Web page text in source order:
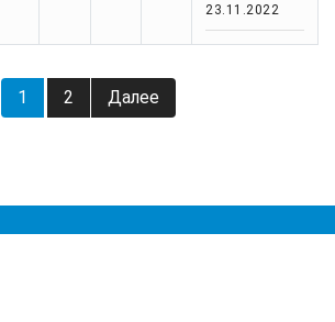
23.11.2022
Навигация
по
1 2 Далее